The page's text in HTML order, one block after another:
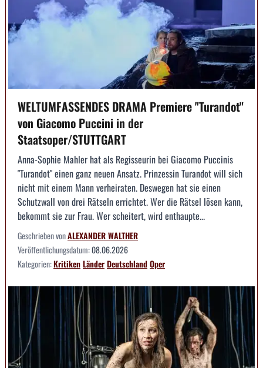
WELTUMFASSENDES DRAMA Premiere "Turandot"
von Giacomo Puccini in der
Staatsoper/STUTTGART
Anna-Sophie Mahler hat als Regisseurin bei Giacomo Puccinis
"Turandot" einen ganz neuen Ansatz. Prinzessin Turandot will sich
nicht mit einem Mann verheiraten. Deswegen hat sie einen
Schutzwall von drei Rätseln errichtet. Wer die Rätsel lösen kann,
bekommt sie zur Frau. Wer scheitert, wird enthaupte...
Geschrieben vonALEXANDER WALTHER
Veröffentlichungsdatum:08.06.2026
Kategorien:KritikenLänderDeutschlandOper